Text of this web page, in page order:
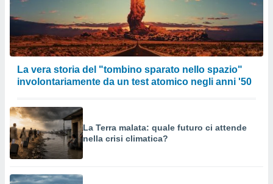
La vera storia del "tombino sparato nello spazio"
involontariamente da un test atomico negli anni '50
La Terra malata: quale futuro ci attende
nella crisi climatica?